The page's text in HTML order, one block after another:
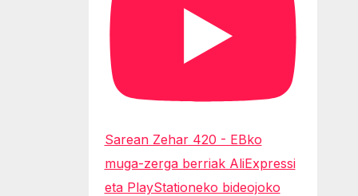
Sarean Zehar 420 - EBko
muga-zerga berriak AliExpressi
eta PlayStationeko bideojoko